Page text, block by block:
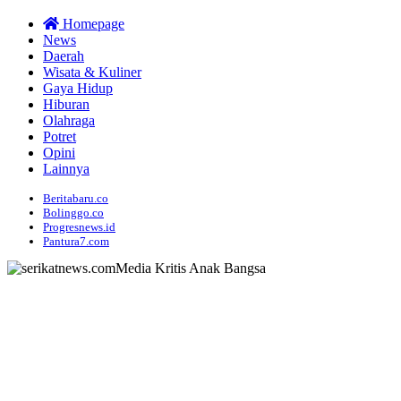
Homepage
News
Daerah
Wisata & Kuliner
Gaya Hidup
Hiburan
Olahraga
Potret
Opini
Lainnya
Beritabaru.co
Bolinggo.co
Progresnews.id
Pantura7.com